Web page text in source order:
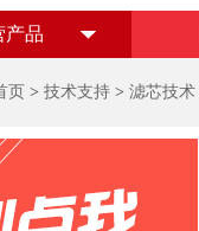
产品
页 > 技术支持 > 滤芯技术